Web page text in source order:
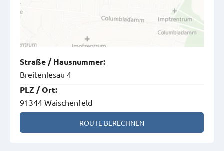
Straße / Hausnummer:
Breitenlesau 4
PLZ /Ort:
91344 Waischenfeld
ROUTE BERECHNEN